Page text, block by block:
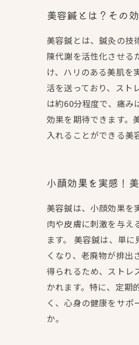
美容鍼とは？その
美容鍼とは、鍼灸の技
陳代謝を活性化させる
け、ハリのある美肌を
活を送っており、スト
は約60分程度で、痛
効果を期待できます。
入れることができる美
小顔効果を実感！
美容鍼は、小顔効果を
肉や皮膚に刺激を与え
ます。 美容鍼は、単
くなり、老廃物が排出
得られるため、ストレ
かれます。特に、定期
く、心身の健康をサポ
か。